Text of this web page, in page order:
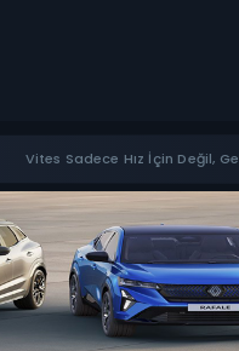
Vites Sadece Hız İçin Değil,